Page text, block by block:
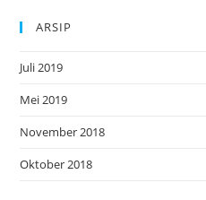
ARSIP
Juli 2019
Mei 2019
November 2018
Oktober 2018